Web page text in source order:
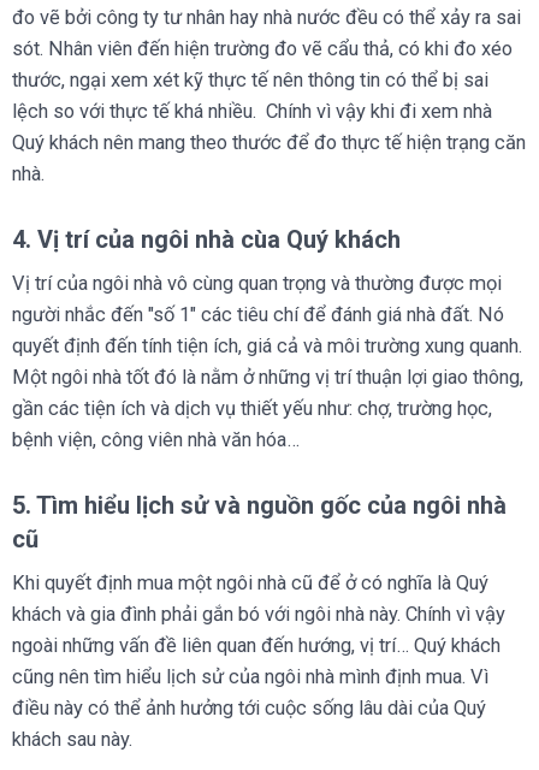
đo vẽ bởi công ty tư nhân hay nhà nước đều có thể xảy ra sai
sót. Nhân viên đến hiện trường đo vẽ cẩu thả, có khi đo xéo
thước, ngại xem xét kỹ thực tế nên thông tin có thể bị sai
lệch so với thực tế khá nhiều. Chính vì vậy khi đi xem nhà
Quý khách nên mang theo thước để đo thực tế hiện trạng căn
nhà.
4. Vị trí của ngôi nhà cùa Quý khách
Vị trí của ngôi nhà vô cùng quan trọng và thường được mọi
người nhắc đến "số 1" các tiêu chí để đánh giá nhà đất. Nó
quyết định đến tính tiện ích, giá cả và môi trường xung quanh.
Một ngôi nhà tốt đó là nằm ở những vị trí thuận lợi giao thông,
gần các tiện ích và dịch vụ thiết yếu như: chợ, trường học,
bệnh viện, công viên nhà văn hóa…
5. Tìm hiểu lịch sử và nguồn gốc của ngôi nhà
cũ
Khi quyết định mua một ngôi nhà cũ để ở có nghĩa là Quý
khách và gia đình phải gắn bó với ngôi nhà này. Chính vì vậy
ngoài những vấn đề liên quan đến hướng, vị trí… Quý khách
cũng nên tìm hiểu lịch sử của ngôi nhà mình định mua. Vì
điều này có thể ảnh hưởng tới cuộc sống lâu dài của Quý
khách sau này.